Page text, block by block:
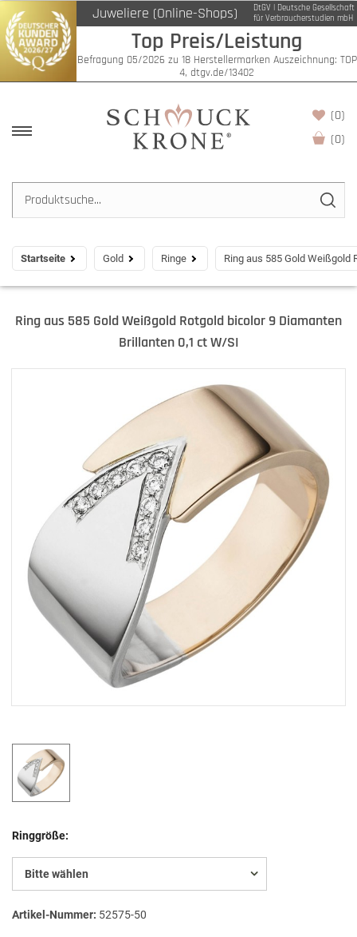
Juweliere (Online-Shops)
DtGV | Deutsche Gesellschaft
für Verbraucherstudien mbH
Top Preis/Leistung
Befragung 05/2026 zu 18 Herstellermarken Auszeichnung: TOP
4, dtgv.de/13402
(0)
(0)
Startseite Gold Ringe Ring aus 585 Gold Weißgold
Ring aus 585 Gold Weißgold Rotgold bicolor 9 Diamanten
Brillanten 0,1 ct W/SI
Ringgröße:
Bitte wählen
Artikel-Nummer: 52575-50